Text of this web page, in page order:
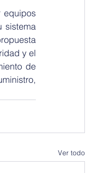
equipos
sistema
y el
de
Ver todo